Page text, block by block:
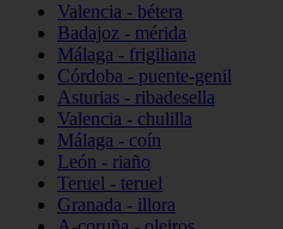
Valencia - bétera
Badajoz - mérida
Málaga - frigiliana
Córdoba - puente-genil
Asturias - ribadesella
Valencia - chulilla
Málaga - coín
León - riaño
Teruel - teruel
Granada - illora